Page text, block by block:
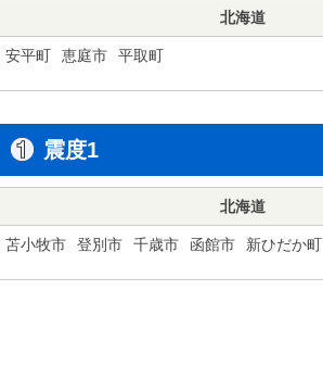
北海道
安平町 恵庭市 平取町
震度1
北海道
苫小牧市 登別市 千歳市 函館市 新ひだか町